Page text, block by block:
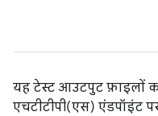
यह टेस्ट आउटपुट फ़ाइलों
एचटीटीपी(एस) एंडपॉइंट